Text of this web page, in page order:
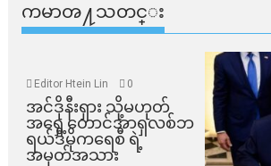
ကမာၻ႔သတင္း
Editor Htein Lin 0
အင်ဒိုနီးရှား သို့မဟုတ်
အရှေ့တောင်အာရှလစ်ဘ
ရယ်ဒီမိုကရေစီ ရဲ့
အမှတ်အသား